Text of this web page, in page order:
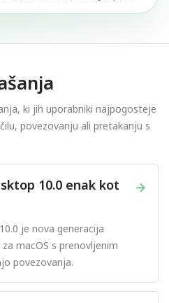
ki jih uporabniki najpogosteje
povezovanju ali pretakanju s
→
10.0 enak kot
je nova generacija
macOS s prenovljenim
povezovanja.